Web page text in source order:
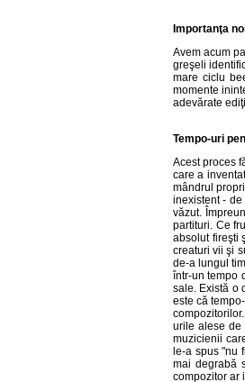
Importanţa
Avem acum
greşeli
mare ciclu
momente
adevărate
Tempo-uri
Acest proces
care a
mândrul
inexistent -
văzut.
partituri. Ce
absolut fireşti
creaturi vii şi
de-a lungul
într-un tempo
sale. Există o
este că
urile alese de
muzicienii
le-a spus "nu
mai degrabă
compozitor ar